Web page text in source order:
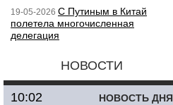
19-05-2026 С Путиным в Китай
полетела многочисленная
делегация
НОВОСТИ
НОВОСТЬ ДНЯ
10:02